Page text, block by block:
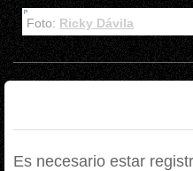
Foto: Ricky Dávila
Es necesario estar